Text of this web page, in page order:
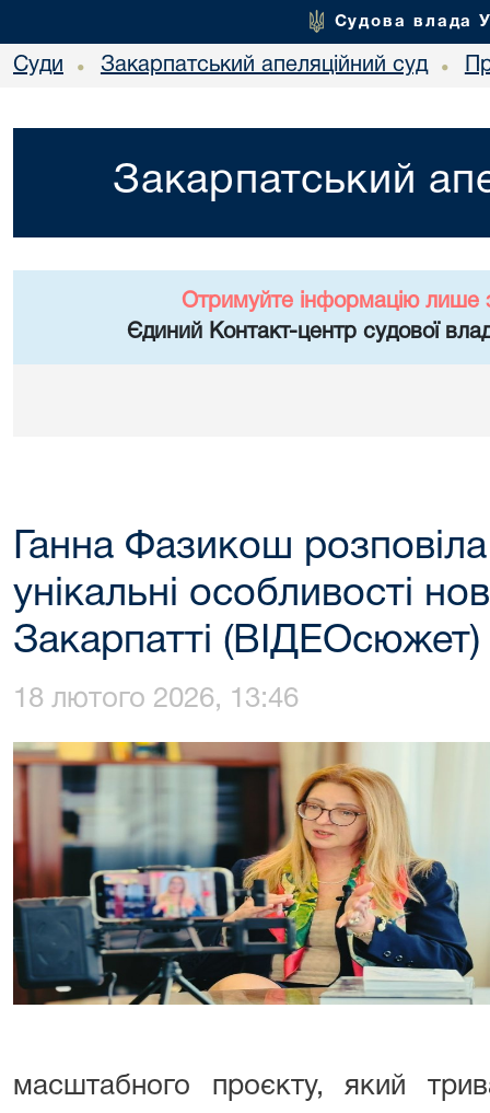
Судова влада
Суди • Закарпатський апеляційний суд •
Закарпатський
Отримуйте інформацію лише
Єдиний Контакт-центр судової
Ганна Фазикош
унікальні особливості
Закарпатті (ВІДЕОсюжет)
18 лютого 2026, 13:46
масштабного проєкту, який